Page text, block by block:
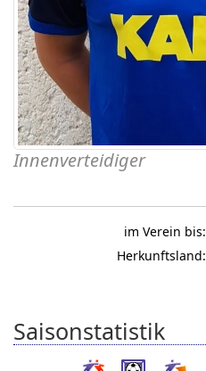
Innenverteidiger
im Verein bis:
Herkunftsland:
Saisonstatistik